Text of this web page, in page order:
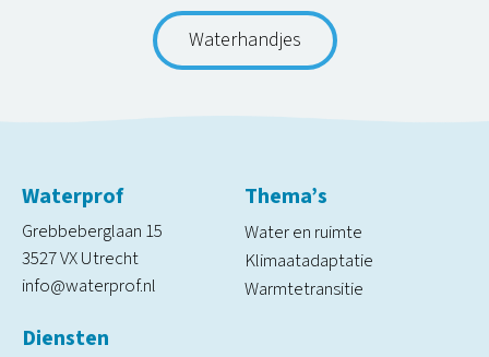
Waterhandjes
Waterprof
Grebbeberglaan 15
3527 VX Utrecht
info@waterprof.nl
Thema’s
Water en ruimte
Klimaatadaptatie
Warmtetransitie
Diensten